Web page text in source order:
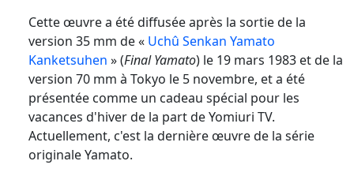
Cette œuvre a été diffusée après la sortie de la
version 35 mm de « Uchû Senkan Yamato
Kanketsuhen » (Final Yamato) le 19 mars 1983 et de la
version 70 mm à Tokyo le 5 novembre, et a été
présentée comme un cadeau spécial pour les
vacances d'hiver de la part de Yomiuri TV.
Actuellement, c'est la dernière œuvre de la série
originale Yamato.